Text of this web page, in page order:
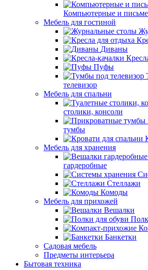
Компьютерные и
Мебель для гостиной
Диваны
Пуфы
телевизор
Мебель для спальни
столики, консоли
тумбы
Мебель для хранения
гардеробные
Стеллажи
Комоды
Мебель для прихожей
Вешалки
Банкетки
Садовая мебель
Предметы интерьера
Бытовая техника